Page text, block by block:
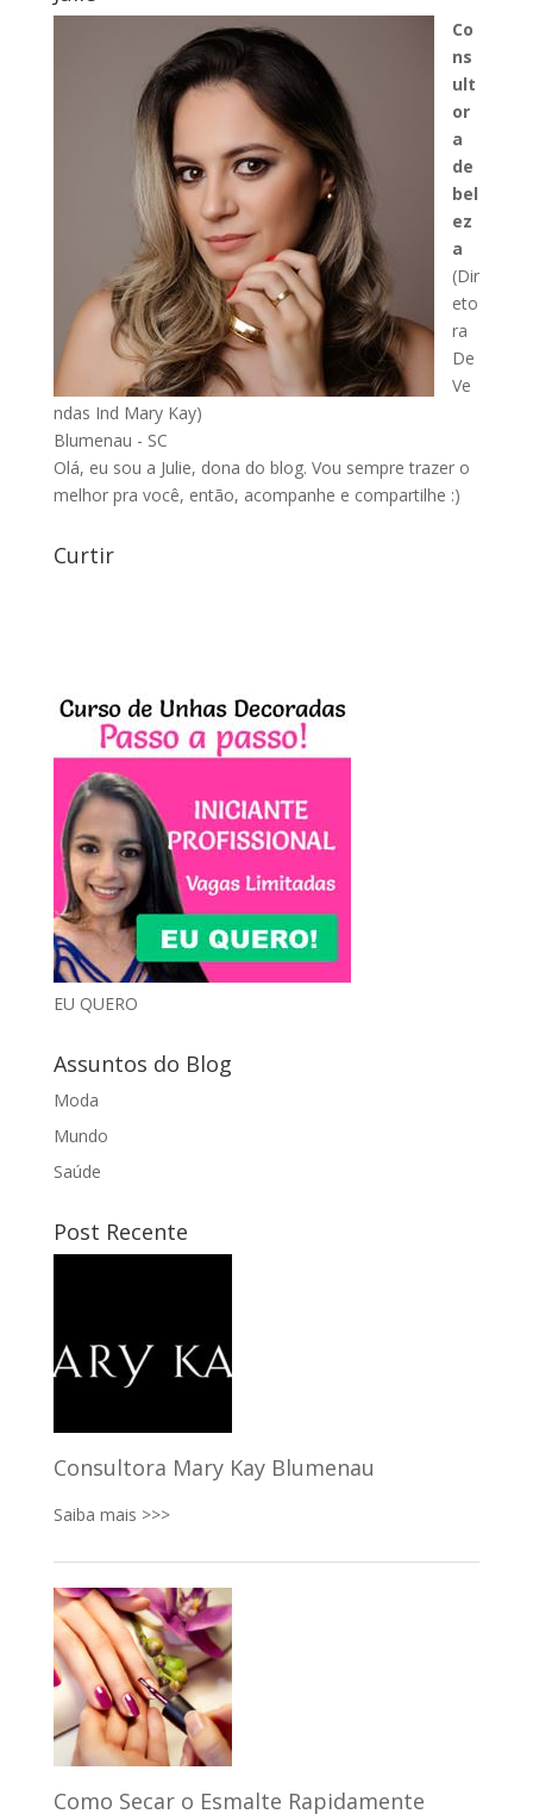
Co
ns
ult
or
a
de
bel
ez
a
(Dir
eto
ra
De
Ve
ndas Ind Mary Kay)
Blumenau - SC
Olá, eu sou a Julie, dona do blog. Vou sempre trazer o
melhor pra você, então, acompanhe e compartilhe :)
Curtir
EU QUERO
Assuntos do Blog
Moda
Mundo
Saúde
Post Recente
Consultora Mary Kay Blumenau
Saiba mais >>>
Como Secar o Esmalte Rapidamente